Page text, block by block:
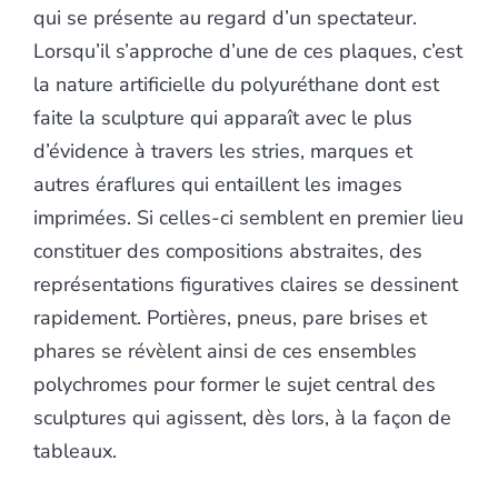
qui se présente au regard d’un spectateur.
Lorsqu’il s’approche d’une de ces plaques, c’est
la nature artificielle du polyuréthane dont est
faite la sculpture qui apparaît avec le plus
d’évidence à travers les stries, marques et
autres éraflures qui entaillent les images
imprimées. Si celles-ci semblent en premier lieu
constituer des compositions abstraites, des
représentations figuratives claires se dessinent
rapidement. Portières, pneus, pare brises et
phares se révèlent ainsi de ces ensembles
polychromes pour former le sujet central des
sculptures qui agissent, dès lors, à la façon de
tableaux.